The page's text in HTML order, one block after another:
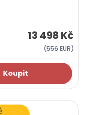
13 498 Kč
(556 EUR)